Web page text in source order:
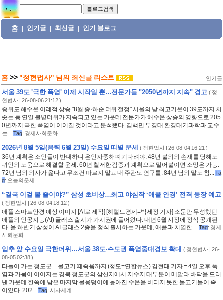
홈 인기글 최신글 인기 블로그
홈 >> "정현법사" 님의 최신글 리스트 인기글
서울 39도 '극한 폭염' 이제 시작일 뿐…전문가들 "2050년까지 지속" 경고 ( 정
현법사| 26-08-06 21:12 )
중위도 해수온 이례적 상승 "8월 중·하순 더위 절정" 서울의 낮 최고기온이 39도까지 치
솟는 등 연일 불볕더위가 지속되고 있는 가운데 전문가가 해수온 상승의 영향으로 205
0년까지 극한 폭염이 이어질 것이라고 분석했다. 김백민 부경대 환경대기과학과 교수
는...Tag: 경제사회문화
2026년 8월 5일(음력 6월 23일) 수요일 띠별 운세 ( 정현법사| 26-08-04 16:21 )
36년 계획은 소인들이 반대하니 은인자중하며 기다려야. 48년 불의의 손재를 당해도
귀인의 도움으로 해결할 운세. 60년 철저한 검증과 계획으로 밀어붙이면 소망은 가능.
72년 남의 의사가 옳다고 무조건 따르지 말고 내 주관도 연구를. 84년 남의 말도 참...Ta
g: 오늘의운세
“결국 이걸 볼 줄이야?” 삼성 초비상…최고 야심작 ‘애플 안경’ 전격 등장 예고
( 정현법사| 26-08-04 18:12 )
애플 스마트안경 예상 이미지 [AI로 제작] [헤럴드경제=박세정 기자] 소문만 무성했던
애플의 인공지능(AI) 글래스 출시가 가시권에 들어왔다. 내년 6월 시장에 정식 공개된
다. 올 하반기 삼성이 AI 글래스 2종을 정식 출시하는 가운데, 애플과 치열한 ...Tag: 경제
사회문화
입추 앞 수요일 극한더위…서울 38도·수도권 폭염중대경보 확대 ( 정현법사| 26-
08-05 02:38 )
타들어 가는 청도군…물고기 떼죽음까지 (청도=연합뉴스) 김현태 기자 = 4일 오후 폭
염과 가뭄이 이어지는 경북 청도군의 삼신지에서 저수지 대부분이 메말라 바닥을 드러
낸 가운데 한쪽에 남은 마지막 물웅덩이에 높아진 수온을 버티지 못한 물고기들이 죽
어있다. 202...Tag: 시사세계